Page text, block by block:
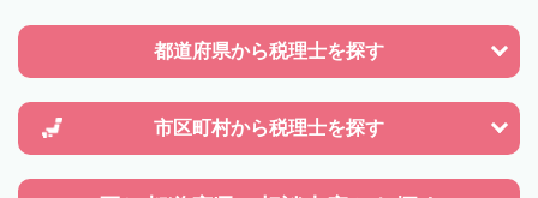
都道府県から税理士を探す
市区町村から税理士を探す